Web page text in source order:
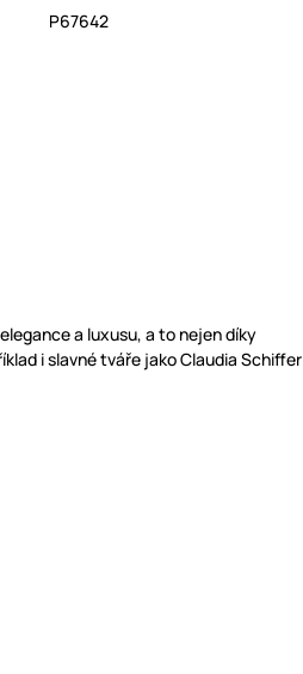
P67642
a luxusu, a to nejen díky
i slavné tváře jako Claudia Schiffer